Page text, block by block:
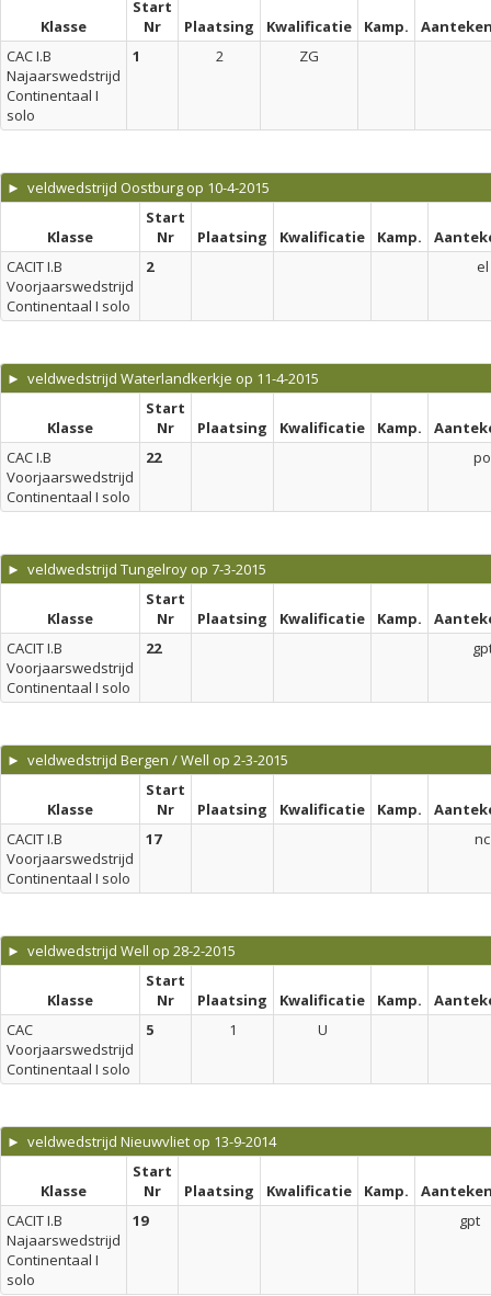
Klasse
Start
Nr
Plaatsing Kwalificatie Kamp.
CAC I.B
Najaarswedstrijd
Continentaal I
solo
1 2 ZG
► veldwedstrijd Oostburg op 10-4-2015
Klasse
Start
Nr
Plaatsing Kwalificatie Kamp.
CACIT I.B
Voorjaarswedstrijd
Continentaal I solo
2 el
► veldwedstrijd Waterlandkerkje op 11-4-2015
Klasse
Start
Nr
Plaatsing Kwalificatie Kamp.
CAC I.B
Voorjaarswedstrijd
Continentaal I solo
22 po
► veldwedstrijd Tungelroy op 7-3-2015
Klasse
Start
Nr
Plaatsing Kwalificatie Kamp.
CACIT I.B
Voorjaarswedstrijd
Continentaal I solo
22
► veldwedstrijd Bergen / Well op 2-3-2015
Klasse
Start
Nr
Plaatsing Kwalificatie Kamp.
CACIT I.B
Voorjaarswedstrijd
Continentaal I solo
17 nc
► veldwedstrijd Well op 28-2-2015
Klasse
Start
Nr
Plaatsing Kwalificatie Kamp.
CAC
Voorjaarswedstrijd
Continentaal I solo
5 1 U
► veldwedstrijd Nieuwvliet op 13-9-2014
Klasse
Start
Nr
Plaatsing Kwalificatie Kamp.
CACIT I.B
Najaarswedstrijd
Continentaal I
solo
19 gpt